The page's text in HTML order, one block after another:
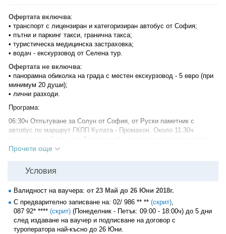
Офертата включва:
• транспорт с лицензиран и категоризиран автобус от София;
• пътни и паркинг такси, гранична такса;
• туристическа медицинска застраховка;
• водач - екскурзовод от Селена тур.
Офертата не включва:
• панорамна обиколка на града с местен екскурзовод - 5 евро (при
минимум 20 души);
• лични разходи.
Програма:
06:30ч Отпътуване за Солун от София, от Руски паметник с
автобус по маршрут ГКПП Кулата - Промахон. Около 11.30ч
град, основан малко след смъртта на Александър Велики в 4 в. пр.
списъка на световното културно наследство на ЮНЕСКО.
туристическа обиколка на града с посещение на църквата "Св.
Димитър" - светеца покровител на града, живял през 4в, или
свободно време за пазар и разходка в центъра на Солун,
възможност за плаване с кораб в залива.
17:00ч Отпътуване за България. Пристигане в София на Руски
Прочети още
Условия
Валидност на ваучера: от 23 Май до 26 Юни 2018г.
С предварително записване на: 02/ 986 ** ** (скрит),
087 92* **** (скрит) (Понеделник - Петък: 09:00 - 18:00ч) до 5 дни
след издаване на ваучер и подписване на договор с
туроператора най-късно до 26 Юни.